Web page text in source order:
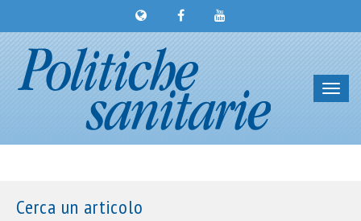
Cerca un articolo